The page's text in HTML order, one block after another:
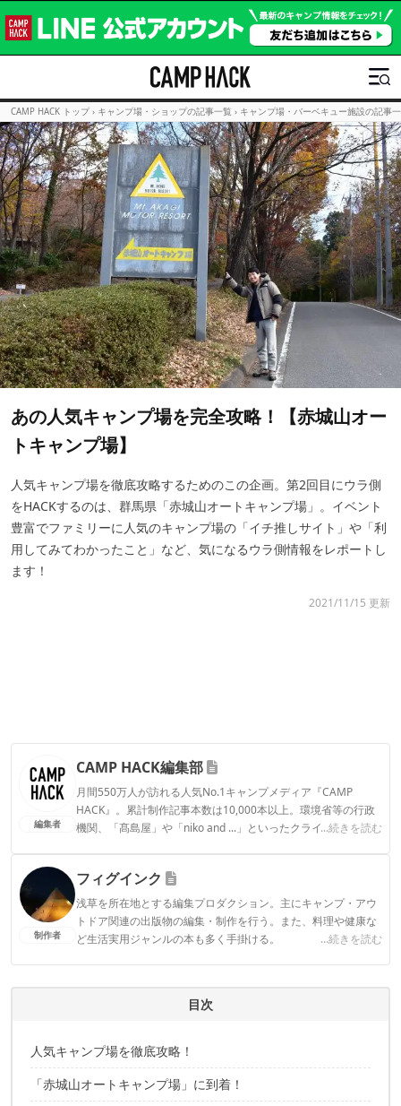
CAMP HACK トップ › キャンプ場・ショップの記事一覧 › キャンプ場・バーベキュー施設の記事
あの人気キャンプ場を完全攻略！【赤城山オー
トキャンプ場】
人気キャンプ場を徹底攻略するためのこの企画。第2回目にウラ側
をHACKするのは、群馬県「赤城山オートキャンプ場」。イベント
豊富でファミリーに人気のキャンプ場の「イチ推しサイト」や「利
用してみてわかったこと」など、気になるウラ側情報をレポートし
ます！
2021/11/15 更新
編集者
CAMP HACK編集部
月間550万人が訪れる人気No.1キャンプメディア『CAMP
HACK』。累計制作記事本数は10,000本以上。環境省等の行政
機関、「髙島屋」や「niko and ...」といったクライアントとの
...続きを読む
CAMP HACK編集部のプロフィール
制作者
フィグインク
浅草を所在地とする編集プロダクション。主にキャンプ・アウ
トドア関連の出版物の編集・制作を行う。また、料理や健康な
ど生活実用ジャンルの本も多く手掛ける。
...続きを読む
フィグインクのプロフィール
目次
人気キャンプ場を徹底攻略！
「赤城山オートキャンプ場」に到着！